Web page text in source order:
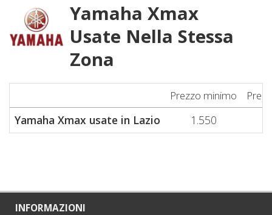
Yamaha Xmax
Usate Nella Stessa
Zona
Prezzo minimo
Yamaha Xmax usate in Lazio 1.550
INFORMAZIONI